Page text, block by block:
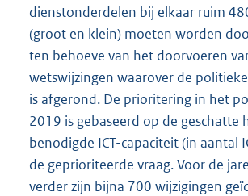
dienstonderdelen bij elkaar ruim
(groot en klein) moeten worden
ten behoeve van het doorvoeren
wetswijzingen waarover de
is afgerond. De prioritering in het
2019 is gebaseerd op de geschatte
benodigde ICT-capaciteit (in aantal
de geprioriteerde vraag. Voor de
verder zijn bijna 700 wijzigingen